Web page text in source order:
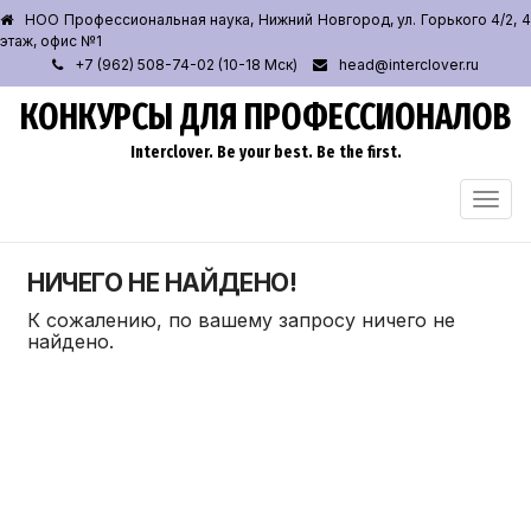
НОО Профессиональная наука, Нижний Новгород, ул. Горького 4/2, 4
этаж, офис №1
+7 (962) 508-74-02 (10-18 Мск)
head@interclover.ru
КОНКУРСЫ ДЛЯ ПРОФЕССИОНАЛОВ
Interclover. Be your best. Be the first.
НИЧЕГО НЕ НАЙДЕНО!
К сожалению, по вашему запросу ничего не
найдено.